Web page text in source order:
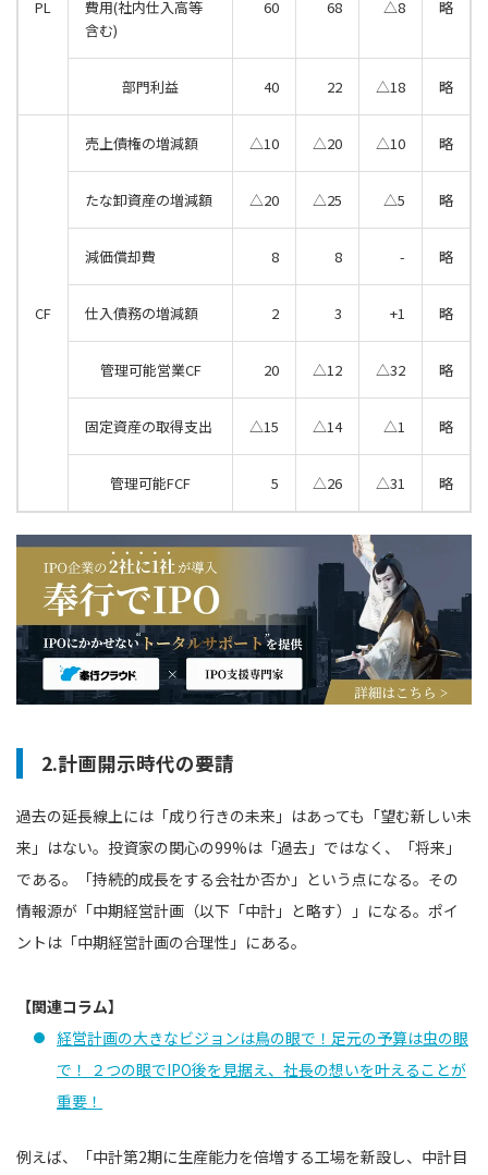
PL
費用(社内仕入高等
含む)
60 68 △8 略
部門利益 40 22 △18 略
CF
売上債権の増減額 △10 △20 △10 略
たな卸資産の増減額 △20 △25 △5 略
減価償却費 8 8 - 略
仕入債務の増減額 2 3 +1 略
管理可能営業CF 20 △12 △32 略
固定資産の取得支出 △15 △14 △1 略
管理可能FCF 5 △26 △31 略
2.計画開示時代の要請
過去の延長線上には「成り行きの未来」はあっても「望む新しい未
来」はない。投資家の関心の99%は「過去」ではなく、「将来」
である。「持続的成長をする会社か否か」という点になる。その
情報源が「中期経営計画（以下「中計」と略す）」になる。ポイ
ントは「中期経営計画の合理性」にある。
【関連コラム】
経営計画の大きなビジョンは鳥の眼で！足元の予算は虫の眼
で！ ２つの眼でIPO後を見据え、社長の想いを叶えることが
重要！
例えば、「中計第2期に生産能力を倍増する工場を新設し、中計目